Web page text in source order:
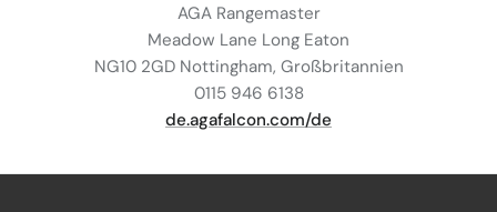
AGA Rangemaster
Meadow Lane Long Eaton
NG10 2GD Nottingham, Großbritannien
0115 946 6138
de.agafalcon.com/de